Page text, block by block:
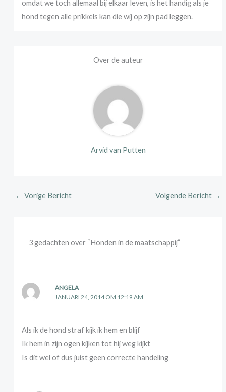
omdat we toch allemaal bij elkaar leven, is het handig als je
hond tegen alle prikkels kan die wij op zijn pad leggen.
Over de auteur
Arvid van Putten
← Vorige Bericht Volgende Bericht →
3 gedachten over “Honden in de maatschappij”
ANGELA
JANUARI 24, 2014 OM 12:19 AM
Als ik de hond straf kijk ik hem en blijf
Ik hem in zijn ogen kijken tot hij weg kijkt
Is dit wel of dus juist geen correcte handeling